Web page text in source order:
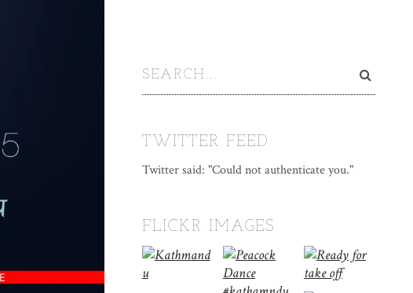
TWITTER FEED
Twitter said: "Could not authenticate you."
FLICKR IMAGES